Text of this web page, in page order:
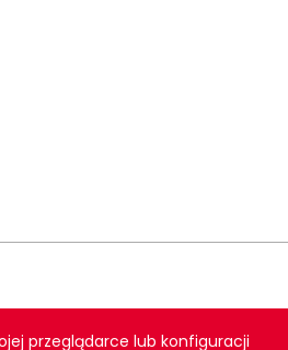
przeglądarce lub konfiguracji